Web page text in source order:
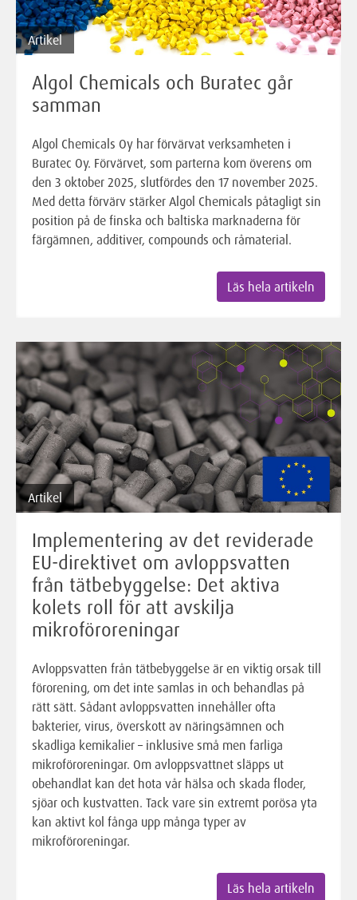
Artikel
Algol Chemicals och Buratec går
samman
Algol Chemicals Oy har förvärvat verksamheten i
Buratec Oy. Förvärvet, som parterna kom överens om
den 3 oktober 2025, slutfördes den 17 november 2025.
Med detta förvärv stärker Algol Chemicals påtagligt sin
position på de finska och baltiska marknaderna för
färgämnen, additiver, compounds och råmaterial.
Läs hela artikeln
Artikel
Implementering av det reviderade
EU-direktivet om avloppsvatten
från tätbebyggelse: Det aktiva
kolets roll för att avskilja
mikroföroreningar
Avloppsvatten från tätbebyggelse är en viktig orsak till
förorening, om det inte samlas in och behandlas på
rätt sätt. Sådant avloppsvatten innehåller ofta
bakterier, virus, överskott av näringsämnen och
skadliga kemikalier – inklusive små men farliga
mikroföroreningar. Om avloppsvattnet släpps ut
obehandlat kan det hota vår hälsa och skada floder,
sjöar och kustvatten. Tack vare sin extremt porösa yta
kan aktivt kol fånga upp många typer av
mikroföroreningar.
Läs hela artikeln